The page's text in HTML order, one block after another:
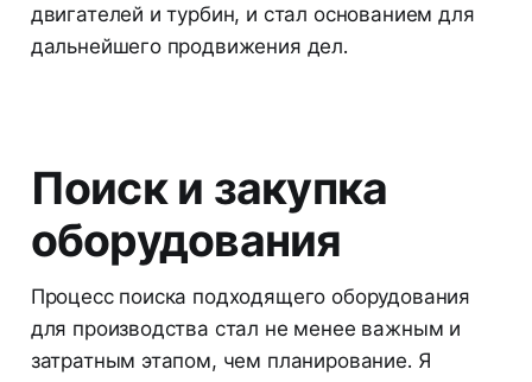
двигателей и турбин, и стал основанием для
дальнейшего продвижения дел.
Поиск и закупка
оборудования
Процесс поиска подходящего оборудования
для производства стал не менее важным и
затратным этапом, чем планирование. Я